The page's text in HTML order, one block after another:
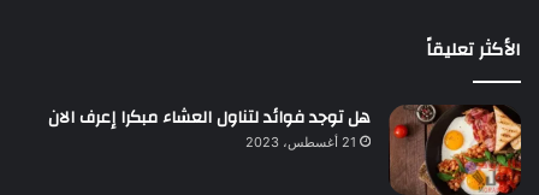
الأكثر تعليقاً
هل توجد فوائد لتناول العشاء مبكرا إعرف الان
21 أغسطس، 2023